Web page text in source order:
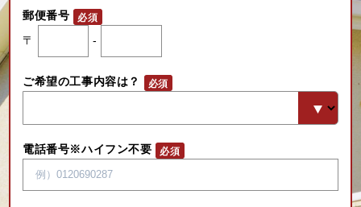
郵便番号
〒
-
ご希望の工事内容は？
電話番号※ハイフン不要